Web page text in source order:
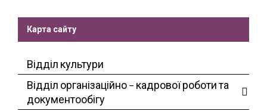
Карта сайту
Відділ культури
Відділ організаційно – кадрової роботи та
документообігу